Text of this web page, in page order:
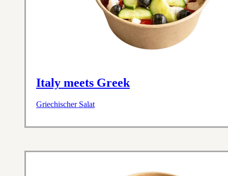
Italy meets Greek
Griechischer Salat